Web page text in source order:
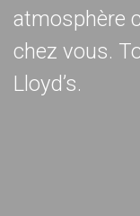
atmosphère
chez vous.
Lloyd’s.